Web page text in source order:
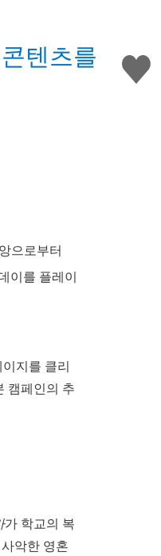
좋
아
텐츠를
으로부터
이를 플레이
지를 클리
캠페인의 추
가 학교의 복
악한 영혼